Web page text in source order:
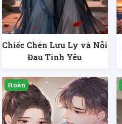
Chiếc Chén Lưu Ly và Nỗi
Đau Tình Yêu